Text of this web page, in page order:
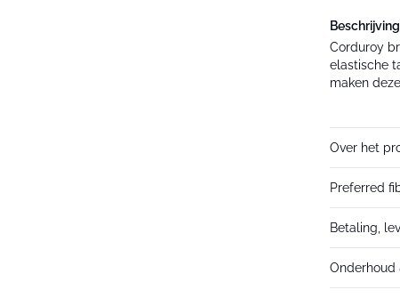
Beschrijving
Corduroy
elastische
maken
Over het
Preferred
Betaling,
Onderhoud